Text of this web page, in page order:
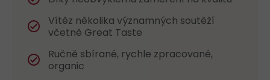
Vítěz několika významných soutěží
včetně Great Taste
Ručně sbírané, rychle zpracované,
organic